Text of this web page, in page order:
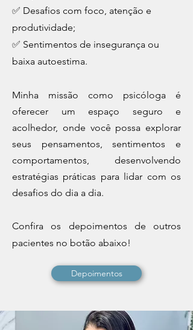
✅ Desafios com foco, atenção e
produtividade;
✅ Sentimentos de insegurança ou
baixa autoestima.
Minha missão como psicóloga é
oferecer um espaço seguro e
acolhedor, onde você possa explorar
seus pensamentos, sentimentos e
comportamentos, desenvolvendo
estratégias práticas para lidar com os
desafios do dia a dia.
Confira os depoimentos de outros
pacientes no botão abaixo!
Depoimentos